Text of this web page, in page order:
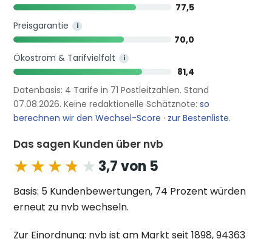
77,5
Preisgarantie
i
70,0
Ökostrom & Tarifvielfalt
i
81,4
Datenbasis: 4 Tarife in 71 Postleitzahlen. Stand
07.08.2026. Keine redaktionelle Schätznote:so
berechnen wir den Wechsel-Score · zur Bestenliste.
Das sagen Kunden über nvb
★★★★★
★★★★★ 3,7 von 5
Basis: 5 Kundenbewertungen, 74 Prozent würden
erneut zu nvb wechseln.
Zur Einordnung: nvb ist am Markt seit 1898, 94363